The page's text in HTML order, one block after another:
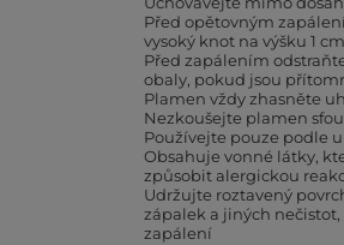
Před opětovným
vysoký knot na výšku 1 cm
Před zapálením
obaly, pokud jsou
Plamen vždy zhasněte
Nezkoušejte plamen
Používejte pouze podle
Obsahuje vonné látky,
způsobit alergickou
Udržujte roztavený
zápalek a jiných nečistot,
zapálení